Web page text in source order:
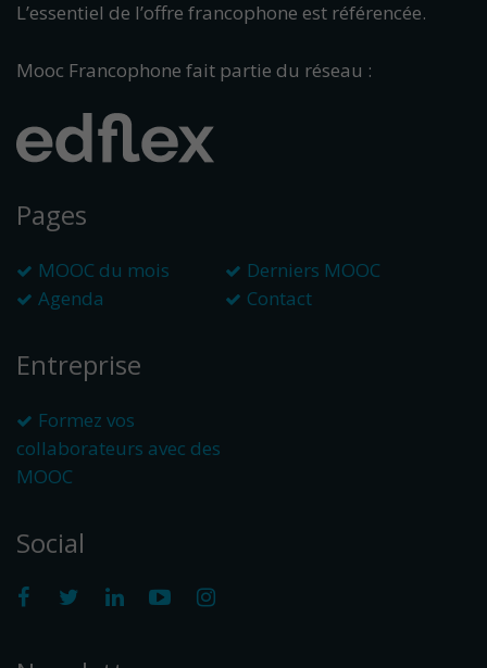
L’essentiel de l’offre francophone est référencée.
Mooc Francophone fait partie du réseau :
Pages
MOOC du mois
Derniers MOOC
Agenda
Contact
Entreprise
Formez vos
collaborateurs avec des
MOOC
Social